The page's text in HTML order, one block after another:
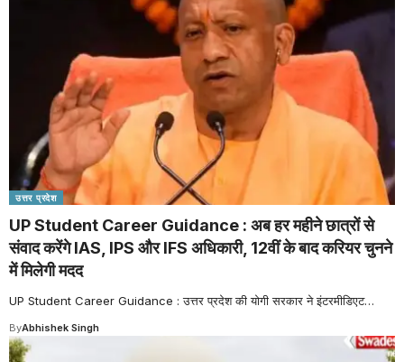
उत्तर प्रदेश
UP Student Career Guidance : अब हर महीने छात्रों से
संवाद करेंगे IAS, IPS और IFS अधिकारी, 12वीं के बाद करियर चुनने
में मिलेगी मदद
UP Student Career Guidance : उत्तर प्रदेश की योगी सरकार ने इंटरमीडिएट…
ByAbhishek Singh